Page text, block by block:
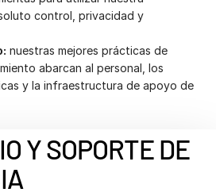
control, privacidad y
nuestras mejores prácticas de
abarcan al personal, los
y la infraestructura de apoyo de
Y SOPORTE DE